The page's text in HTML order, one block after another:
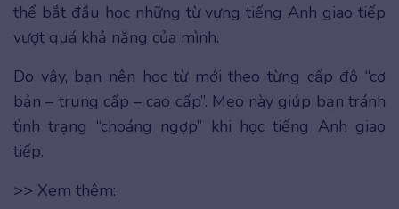
thể bắt đầu học những từ vựng tiếng Anh giao tiếp
vượt quá khả năng của mình.
Do vậy, bạn nên học từ mới theo từng cấp độ “cơ
bản – trung cấp – cao cấp”. Mẹo này giúp bạn tránh
tình trạng “choáng ngợp” khi học tiếng Anh giao
tiếp.
>> Xem thêm: